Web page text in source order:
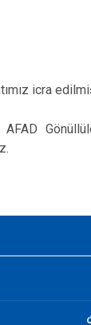
icra